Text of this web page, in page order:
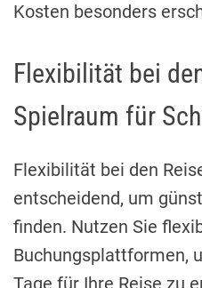
Kosten besonders
Flexibilität bei
Spielraum für
Flexibilität bei den
entscheidend, um
finden. Nutzen Sie
Buchungsplattformen,